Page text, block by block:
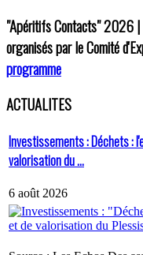
"Apéritifs Contacts"2026 |
organisés par le Comité
programme
ACTUALITES
Investissements : Déchets :
valorisation du ...
6 août 2026